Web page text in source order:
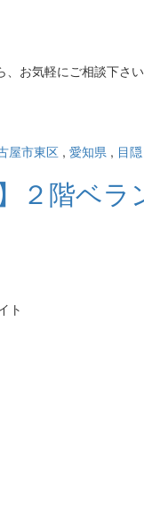
お気軽にご相談下さい
屋市東区 , 愛知県 , 目
２階ベ
ト